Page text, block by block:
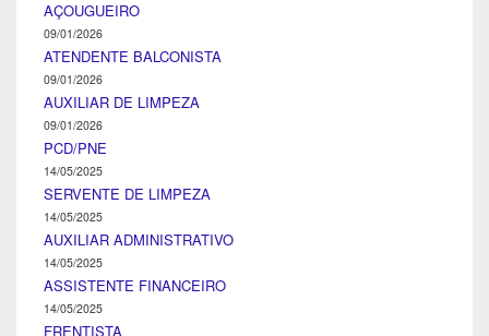
AÇOUGUEIRO
09/01/2026
ATENDENTE BALCONISTA
09/01/2026
AUXILIAR DE LIMPEZA
09/01/2026
PCD/PNE
14/05/2025
SERVENTE DE LIMPEZA
14/05/2025
AUXILIAR ADMINISTRATIVO
14/05/2025
ASSISTENTE FINANCEIRO
14/05/2025
FRENTISTA